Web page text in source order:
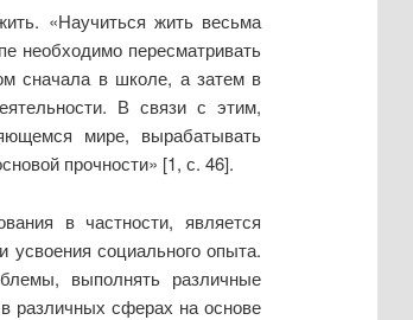
«Научиться жить весьма
необходимо пересматривать
сначала в школе, а затем в
В связи с этим,
мире, вырабатывать
прочности» [1, с. 46].
в частности, является
социального опыта.
выполнять различные
различных сферах на основе